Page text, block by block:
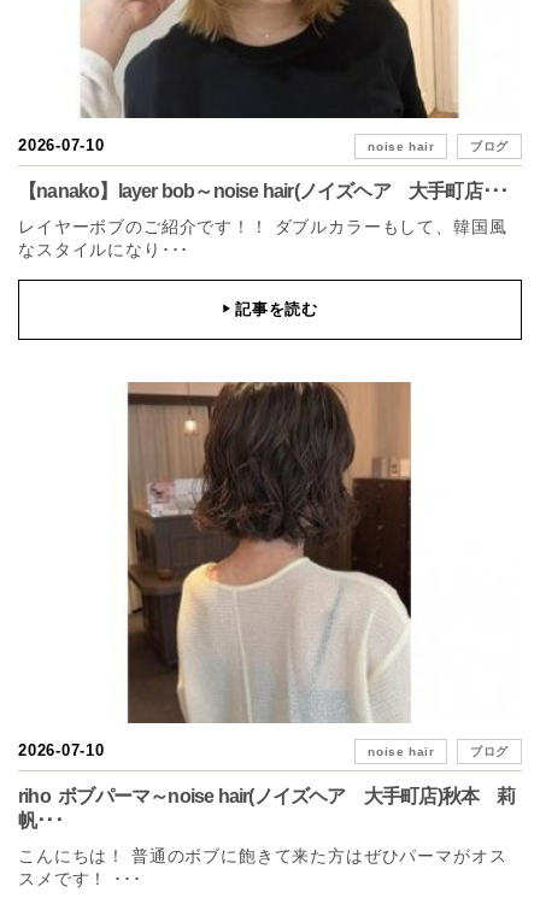
2026-07-10 noise hair ブログ
【nanako】layer bob～noise hair(ノイズヘア 大手町店･･･
レイヤーボブのご紹介です！！ ダブルカラーもして、韓国風
なスタイルになり･･･
▶記事を読む
2026-07-10 noise hair ブログ
riho ボブパーマ～noise hair(ノイズヘア 大手町店)秋本 莉
帆･･･
こんにちは！ 普通のボブに飽きて来た方はぜひパーマがオス
スメです！ ･･･